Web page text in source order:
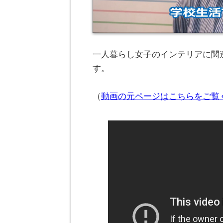
一人暮らし女子のインテリアに関
す。
（動画の元ページはこちらをご覧